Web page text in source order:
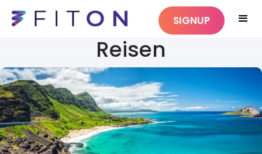
SIGNUP
Reisen